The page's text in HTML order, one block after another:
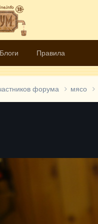
Блоги Правила
форума мясо